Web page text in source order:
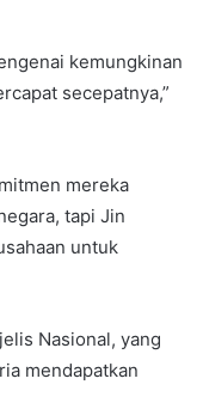
kemungkinan
secepatnya,”
mereka
tapi Jin
untuk
Nasional, yang
mendapatkan